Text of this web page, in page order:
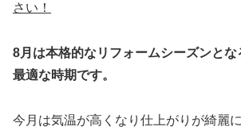
さい！
8月は本格的なリフォームシーズンと
最適な時期です。
今月は気温が高くなり仕上がりが綺麗